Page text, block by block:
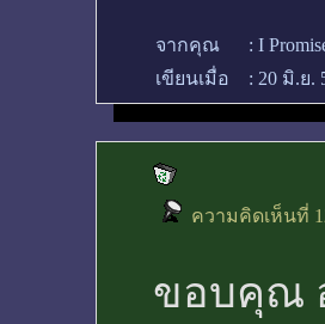
จากคุณ : I
เขียนเมื่อ
: 20 มิ.ย.
ความคิดเห็นที่
ขอบคุณ